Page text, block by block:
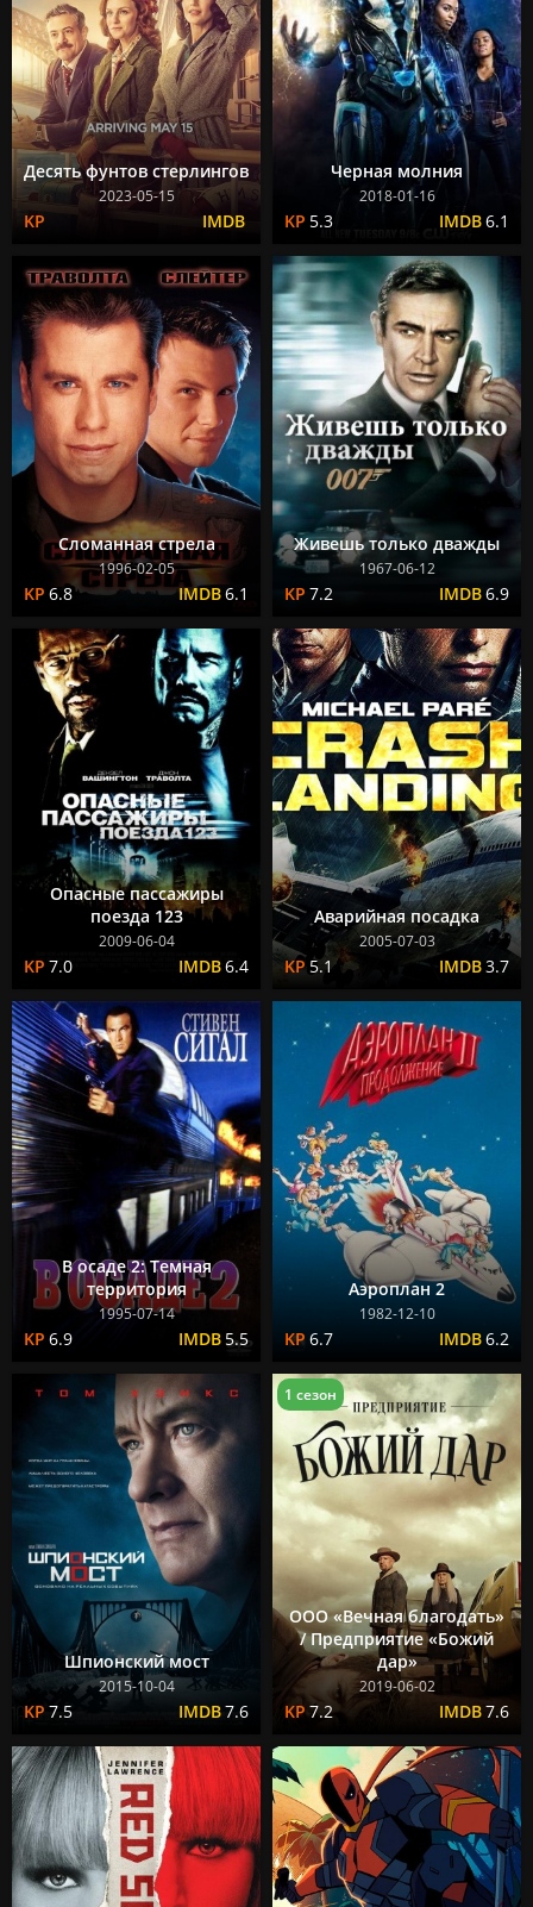
Десять фунтов стерлингов
2023-05-15
Черная молния
2018-01-16
5.3 6.1
Сломанная стрела
1996-02-05
6.8 6.1
Живешь только дважды
1967-06-12
7.2 6.9
Опасные пассажиры
поезда 123
2009-06-04
7.0 6.4
Аварийная посадка
2005-07-03
5.1 3.7
В осаде 2: Темная
территория
1995-07-14
6.9 5.5
Аэроплан 2
1982-12-10
6.7 6.2
Шпионский мост
2015-10-04
7.5 7.6
ООО «Вечная благодать»
/ Предприятие «Божий
дар»
2019-06-02
7.2 7.6
1 сезон